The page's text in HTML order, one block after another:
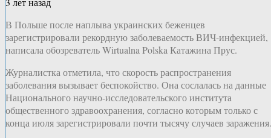
В Польше после наплыва украинских беженцев
зарегистрировали рекордную заболеваемость ВИЧ-инфекцией,
написала обозреватель Wirtualna Polska Катажина Прус.
Журналистка отметила, что скорость распространения
заболевания вызывает беспокойство. Она сослалась на данные
Национального научно-исследовательского института
общественного здравоохранения, согласно которым только с
конца июля зарегистрировали почти тысячу случаев заражения.